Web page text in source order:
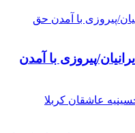
پیروزی با آمدن